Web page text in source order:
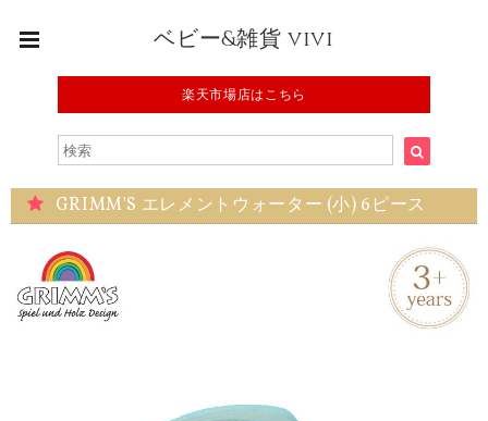
ベビー&雑貨 vivi
楽天市場店はこちら
GRIMM'S エレメントウォーター (小) 6ピース